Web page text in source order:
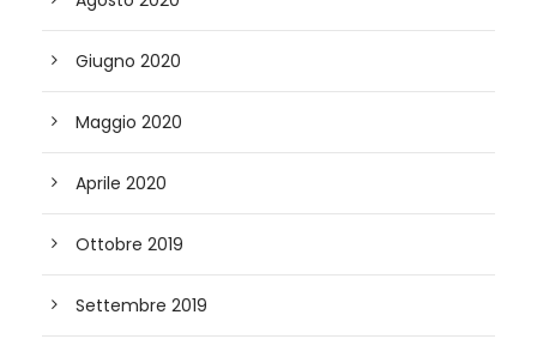
Giugno 2020
Maggio 2020
Aprile 2020
Ottobre 2019
Settembre 2019